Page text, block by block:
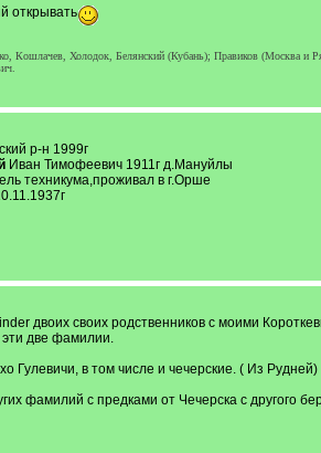
открывать
Кошлачев, Холодок, Белянский (Кубань); Правиков (Москва
р-н 1999г
Иван Тимофеевич 1911г д.Мануйлы
техникума,проживал в г.Орше
двоих своих родственников с моими
эти две фамилии.
Гулевичи, в том числе и чечерские. ( Из Рудней)
фамилий с предками от Чечерска с другого